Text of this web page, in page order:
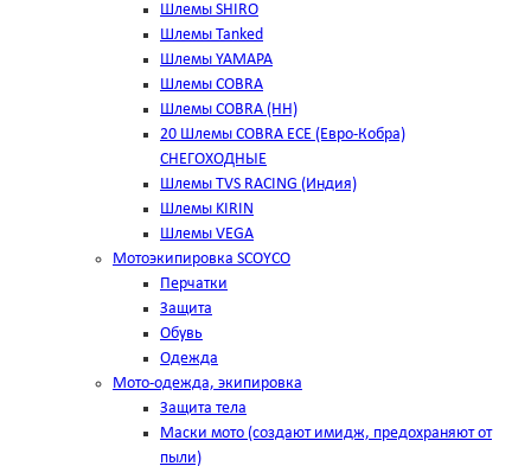
Шлемы SHIRO
Шлемы Tanked
Шлемы YAMAPA
Шлемы COBRA
Шлемы COBRA (HH)
20 Шлемы COBRA ECE (Евро-Кобра)
СНЕГОХОДНЫЕ
Шлемы TVS RACING (Индия)
Шлемы KIRIN
Шлемы VEGA
Мотоэкипировка SCOYCO
Перчатки
Защита
Обувь
Одежда
Мото-одежда, экипировка
Защита тела
Маски мото (создают имидж, предохраняют от
пыли)